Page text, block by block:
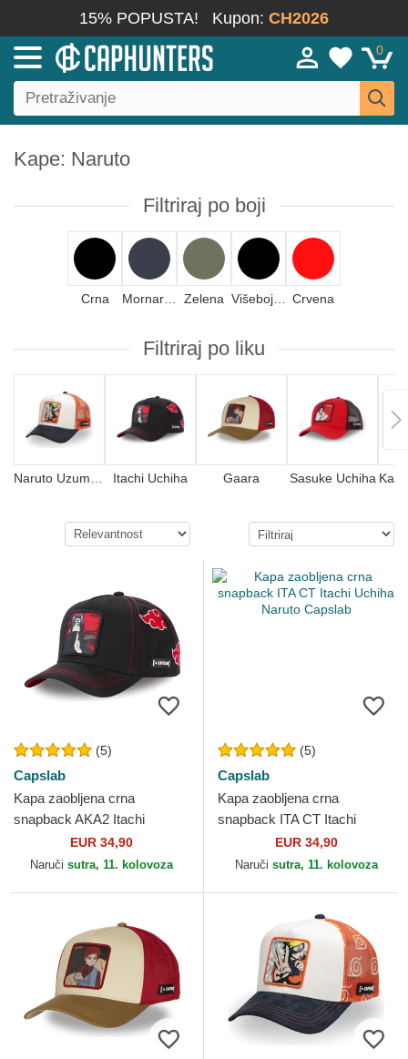
15% POPUSTA! Kupon: CH2026
0
Kape: Naruto
Filtriraj po boji
Crna Zelena Crvena
Filtriraj po liku
Itachi Uchiha Gaara Sasuke Uchiha
(5)
Capslab
Kapa zaobljena crna
snapback AKA2 Itachi
Uchiha Naruto Capslab
EUR 34,90
Naruči sutra, 11. kolovoza
(5)
Capslab
Kapa zaobljena crna
snapback ITA CT Itachi
Uchiha Naruto Capslab
EUR 34,90
Naruči sutra, 11. kolovoza